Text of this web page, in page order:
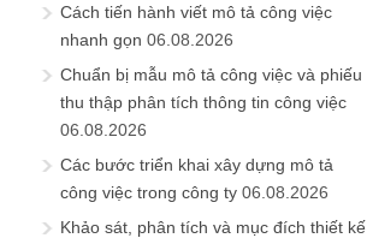
Cách tiến hành viết mô tả công việc
nhanh gọn 06.08.2026
Chuẩn bị mẫu mô tả công việc và phiếu
thu thập phân tích thông tin công việc
06.08.2026
Các bước triển khai xây dựng mô tả
công việc trong công ty 06.08.2026
Khảo sát, phân tích và mục đích thiết kế